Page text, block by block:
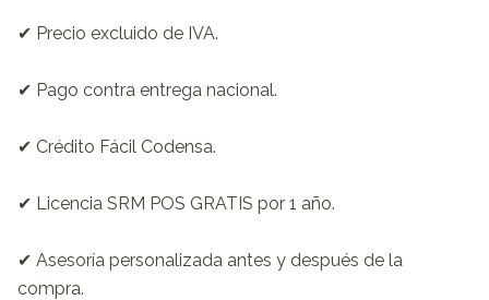
✔ Precio excluido de IVA.
✔ Pago contra entrega nacional.
✔ Crédito Fácil Codensa.
✔ Licencia SRM POS GRATIS por 1 año.
✔ Asesoría personalizada antes y después de la
compra.